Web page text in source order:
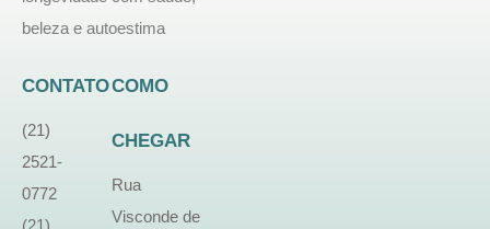
beleza e autoestima
CONTATO
(21)
2521-
0772
(21)
COMO
CHEGAR
Rua
Visconde de